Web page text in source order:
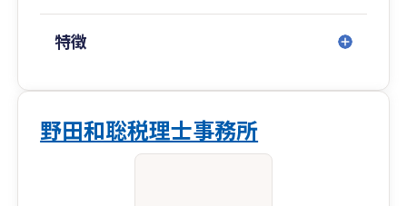
単なる外部の専門家ではありません。お客様のビ
難な時期を共に乗り越えます。豊富な経験と知識
な指針となる希望の光を提供します。
特徴
野田和聡税理士事務所